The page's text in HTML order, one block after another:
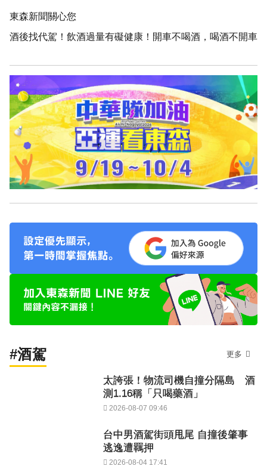
東森新聞關心您
酒後找代駕！飲酒過量有礙健康！開車不喝酒，喝酒不開車
#酒駕 更多
太誇張！物流司機自撞分隔島 酒
測1.16稱「只喝藥酒」
2026-08-07 09:46
台中男酒駕街頭甩尾 自撞後肇事
逃逸遭羈押
2026-08-04 17:41